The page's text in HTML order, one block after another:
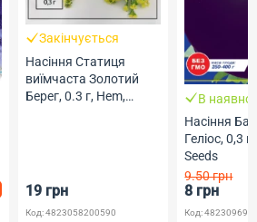
Закінчується
Насіння Статиця
виїмчаста Золотий
Берег, 0.3 г, Hem,
19 грн
Код: 4823058200590
В
Насіння
Геліос, 0,3
Seeds
9.50 грн
8 грн
Код: